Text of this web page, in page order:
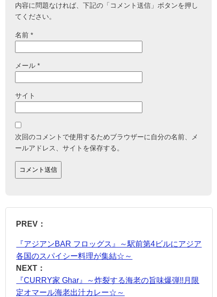
内容に問題なければ、下記の「コメント送信」ボタンを押し
てください。
名前*
メール*
サイト
次回のコメントで使用するためブラウザーに自分の名前、メ
ールアドレス、サイトを保存する。
PREV：
『アジアンBAR フロッグス』～駅前第4ビルにアジア
各国のスパイシー料理が集結☆～
NEXT：
『CURRY家 Ghar』～炸裂する海老の旨味爆弾!!月限
定オマール海老出汁カレー☆～